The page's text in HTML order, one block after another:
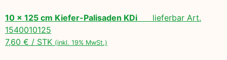
10 x 125 cm Kiefer-Palisaden KDi lieferbar Art.
1540010125
7,60 € / STK (inkl. 19% MwSt.)